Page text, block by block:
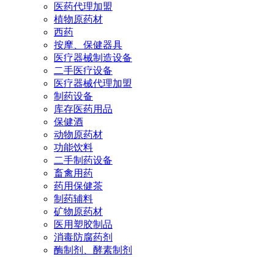
医药代理加盟
植物原药材
西药
按摩、保健器具
医疗器械制造设备
二手医疗设备
医疗器械代理加盟
制药设备
库存医药用品
保健酒
动物原药材
功能饮料
二手制药设备
畜禽用药
药用保健茶
制药辅料
矿物原药材
医用塑胶制品
消毒防腐药剂
酶制剂、酵素制剂